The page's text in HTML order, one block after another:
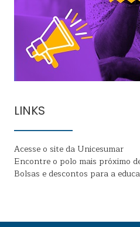
LINKS
Acesse o site da Unicesumar
Encontre o polo mais próximo
Bolsas e descontos para a